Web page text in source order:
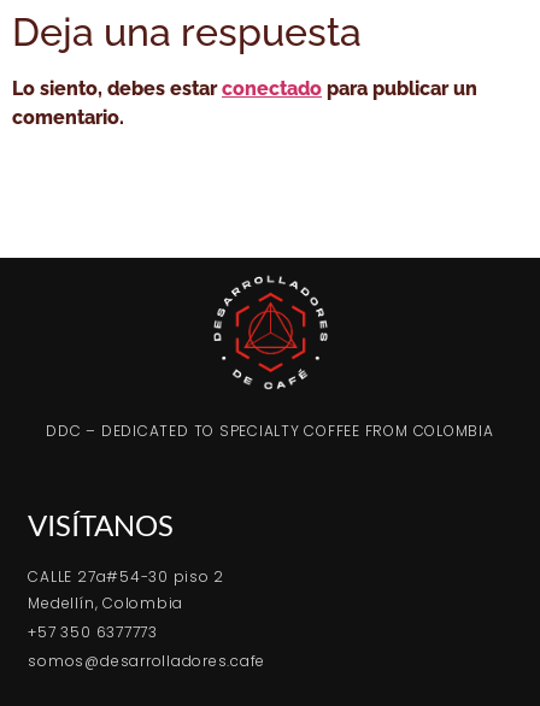
Deja una respuesta
Lo siento, debes estarconectado para publicar un
comentario.
DDC – DEDICATED TO SPECIALTY COFFEE FROM COLOMBIA
VISÍTANOS
CALLE 27a#54-30 piso 2
Medellín, Colombia
+57 350 6377773
somos@desarrolladores.cafe